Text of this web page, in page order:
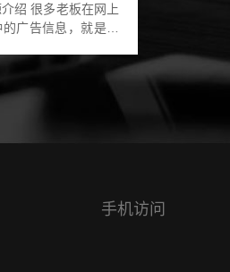
老板在网上
广告信息，就是有
在顺企网看到了我们
信息，他也是对比了
司在决...
手机访问